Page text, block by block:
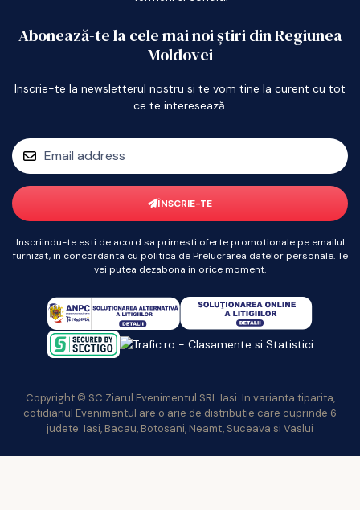
Abonează-te la cele mai noi știri din Regiunea
Moldovei
Inscrie-te la newsletterul nostru si te vom tine la curent cu tot
ce te interesează.
ÎNSCRIE-TE
Inscriindu-te esti de acord sa primesti oferte promotionale pe emailul
furnizat, in concordanta cu politica de Prelucrarea datelor personale. Te
vei putea dezabona in orice moment.
Copyright © SC Ziarul Evenimentul SRL Iasi. In varianta tiparita,
cotidianul Evenimentul are o arie de distributie care cuprinde 6
judete: Iasi, Bacau, Botosani, Neamt, Suceava si Vaslui